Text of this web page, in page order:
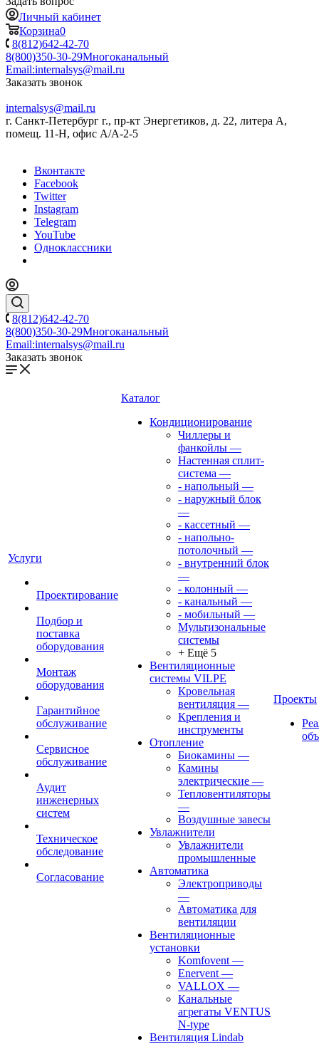
Личный кабинет
Корзина0
8(812)642-42-70
8(800)350-30-29Многоканальный
Email:internalsys@mail.ru
Заказать звонок
internalsys@mail.ru
г. Санкт-Петербург г., пр-кт Энергетиков, д. 22, литера А,
помещ. 11-Н, офис А/А-2-5
Вконтакте
Facebook
Twitter
Instagram
Telegram
YouTube
Одноклассники
8(812)642-42-70
8(800)350-30-29Многоканальный
Email:internalsys@mail.ru
Заказать звонок
Услуги
Проектирование
Подбор и
поставка
оборудования
Монтаж
оборудования
Гарантийное
обслуживание
Сервисное
обслуживание
Аудит
инженерных
систем
Техническое
обследование
Согласование
Каталог
Кондиционирование
Чиллеры и
фанкойлы —
Настенная сплит-
система —
- напольный —
- наружный блок
—
- кассетный —
- напольно-
потолочный —
- внутренний блок
—
- колонный —
- канальный —
- мобильный —
Мультизональные
системы
+ Ещё 5
Вентиляционные
системы VILPE
Кровельная
вентиляция —
Крепления и
инструменты
Отопление
Биокамины —
Камины
электрические —
Тепловентиляторы
—
Воздушные завесы
Увлажнители
Увлажнители
промышленные
Автоматика
Электроприводы
—
Автоматика для
вентиляции
Вентиляционные
установки
Komfovent —
Enervent —
VALLOX —
Канальные
агрегаты VENTUS
N-type
Вентиляция Lindab
Проекты